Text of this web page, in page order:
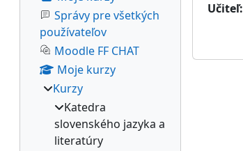
Učiteľ:
Správy pre všetkých
používateľov
Moodle FF CHAT
Moje kurzy
Kurzy
Katedra
slovenského jazyka a
literatúry